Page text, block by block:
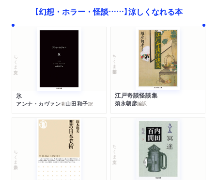
【幻想・ホラー・怪談……】涼しくなれる本
ちくま文庫
氷
アンナ・カヴァン著山田和子訳
ちくま学芸文庫
江戸奇談怪談集
須永朝彦編訳
ちくま新書 ちくま文庫